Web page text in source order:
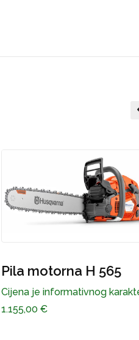
čistač šikare H
Cijena je informativnog
1.090,00